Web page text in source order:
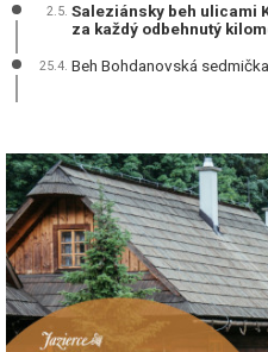
2.5. Saleziánsky beh ulicami
za každý odbehnutý
25.4. Beh Bohdanovská